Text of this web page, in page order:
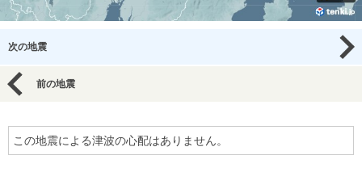
次の地震
前の地震
この地震による津波の心配はありません。